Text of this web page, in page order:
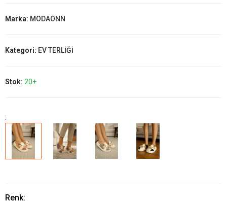
Marka: MODAONN
Kategori: EV TERLİĞİ
Stok: 20+
:
Renk: